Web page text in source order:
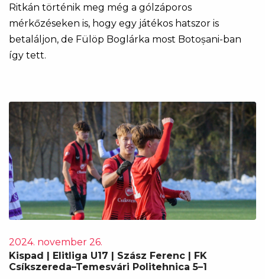
Ritkán történik meg még a gólzáporos
mérkőzéseken is, hogy egy játékos hatszor is
betaláljon, de Fülöp Boglárka most Botoșani-ban
így tett.
2024. november 26.
Kispad | Elitliga U17 | Szász Ferenc | FK
Csíkszereda–Temesvári Politehnica 5–1